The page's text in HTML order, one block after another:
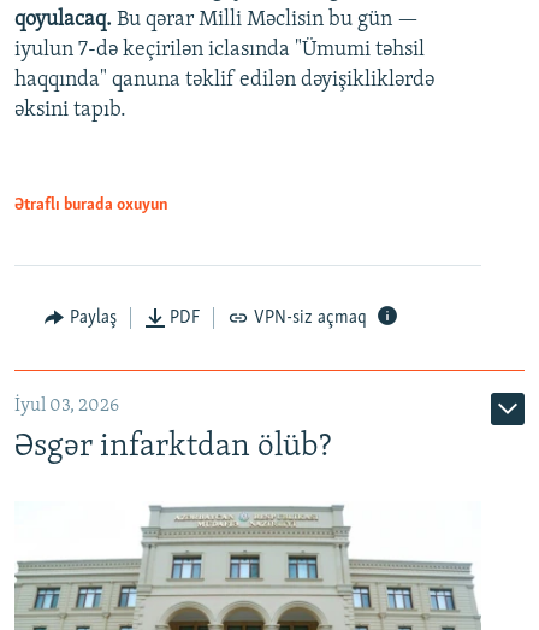
Auto 240p 360p 480p
720p 1080p
480p
720p
qoyulacaq. Bu qərar Milli Məclisin bu gün —
iyulun 7-də keçirilən iclasında "Ümumi təhsil
haqqında" qanuna təklif edilən dəyişikliklərdə
əksini tapıb.
Ətraflı burada oxuyun
Paylaş PDF VPN-siz açmaq
İyul 03, 2026
Əsgər infarktdan ölüb?